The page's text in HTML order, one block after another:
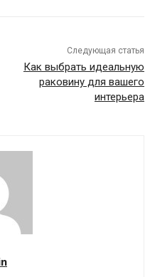
Следующая статья
Как выбрать идеальную
раковину для вашего
интерьера